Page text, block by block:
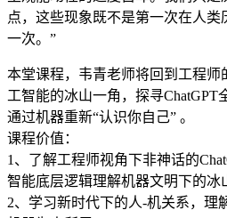
点，这些现象既不是第一次在人
一次。”
本堂课程，韦青老师将回到工程师
工智能的冰山一角，探寻
通过机器重新“认识你自己” 。
课程价值：
1、了解工程师视角下非神话的
智能底层逻辑理解机器文明下的冰
2、学习新时代下的人-机关系，理